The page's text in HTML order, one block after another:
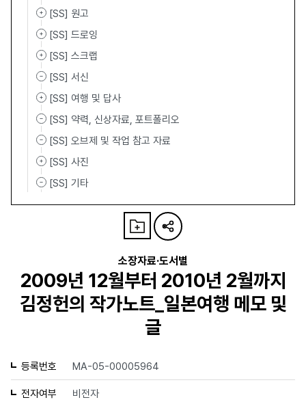
[SS] 원고
[SS] 드로잉
[SS] 스크랩
[SS] 서신
[SS] 여행 및 답사
[SS] 약력, 신상자료, 포트폴리오
[SS] 오브제 및 작업 참고 자료
[SS] 사진
[SS] 기타
소장자료·도서별
2009년 12월부터 2010년 2월까지
김정헌의 작가노트_일본여행 메모 및
글
등록번호 MA-05-00005964
전자여부 비전자